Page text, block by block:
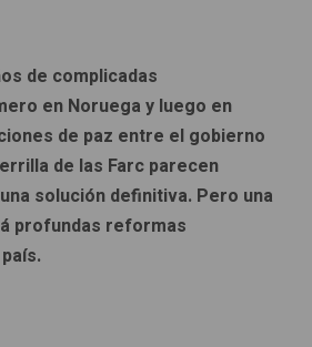
de complicadas
en Noruega y luego en
de paz entre el gobierno
de las Farc parecen
solución definitiva. Pero una
profundas reformas